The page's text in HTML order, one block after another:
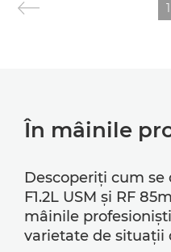
1
În mâinile
Descoperiţi cum se
F1.2L USM şi RF
mâinile
varietate de situaţii